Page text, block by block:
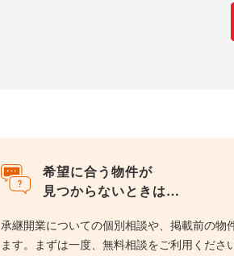
希望に合う物件が
見つからないときは…
承継開業についての個別相談や、掲載前の物
ます。まずは一度、無料相談をご利用ください